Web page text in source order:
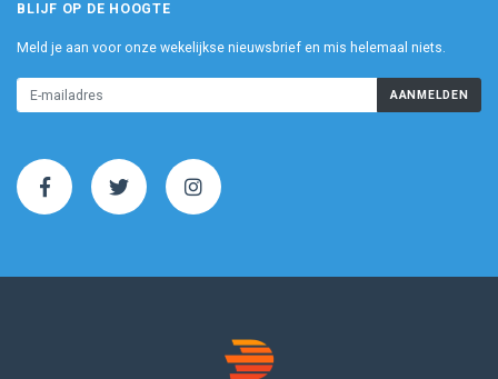
BLIJF OP DE HOOGTE
Meld je aan voor onze wekelijkse nieuwsbrief en mis helemaal niets.
AANMELDEN